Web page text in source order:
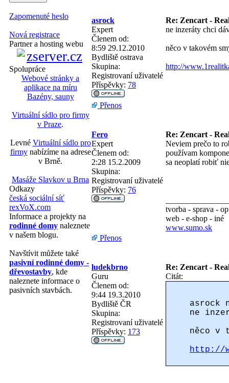
Zapomenuté heslo
Nová registrace
Partner a hosting webu
Spolupráce
Webové stránky a
aplikace na míru
Bazény, sauny
Virtuální sídlo pro firmy
v Praze.
Levné Virtuální sídlo pro
firmynabízíme na adrese
v Brně.
Masáže Slavkov u Brna
Odkazy
česká sociální síť
rexVoX.com
Informace a projekty na
rodinné domy naleznete
v našem blogu.
Navštívit můžete také
pasivní rodinné domy -
dřevostavby, kde
naleznete informace o
pasivních stavbách.
asrock
Re: Zencart -
Expert
Členem od:
8:59 29.12.2010
Bydliště ostrava
Skupina:
Registrovaní uživatelé
Příspěvky: 78
ne inzeráty chci
něco v takovém
http://
Přenos
Fero
Re: Zencart -
Expert
Členem od:
2:28 15.2.2009
Skupina:
Registrovaní uživatelé
Příspěvky: 76
Neviem prečo to
používam
sa neoplatí robiť
tvorba - sprava -
web - e-shop - iné
www.sumo.sk
Přenos
ludekbrno
Re: Zencart -
Guru
Členem od:
9:44 19.3.2010
Bydliště ČR
Skupina:
Registrovaní uživatelé
Příspěvky: 173
Citát:
asrock
ne
něco v
http://